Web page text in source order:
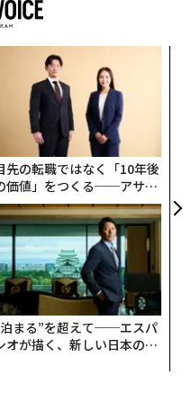
らゆる人々に似合う商
べく、第一弾の取り組
た女性200名の身体を
作成。名前も、英語の
っており、あらゆる人々
た、あなたの意見から
ある、という想いを込
れた。
新商品を着こなす「YU
は様々な体型に変化し
や着こなしを提案す
ンを、もっと自由にす
先の転職ではなく「10年後
価値」をつくる──アサイ
の長期伴走型支援とは
まる”を超えて──エスパ
オが描く、新しい日本のラ